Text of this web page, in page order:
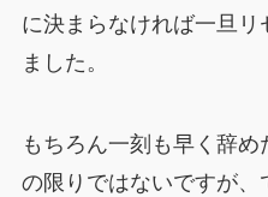
に決まらなければ一旦
ました。
もちろん一刻も早く辞
の限りではないですが